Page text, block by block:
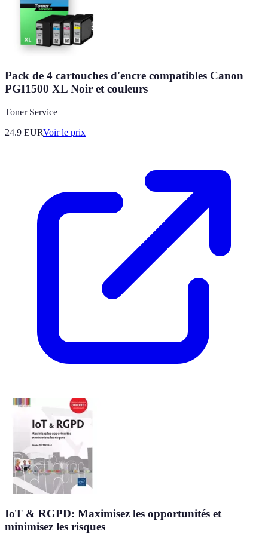
Pack de 4 cartouches d'encre compatibles Canon
PGI1500 XL Noir et couleurs
Toner Service
24.9 EURVoir le prix
IoT & RGPD: Maximisez les opportunités et
minimisez les risques